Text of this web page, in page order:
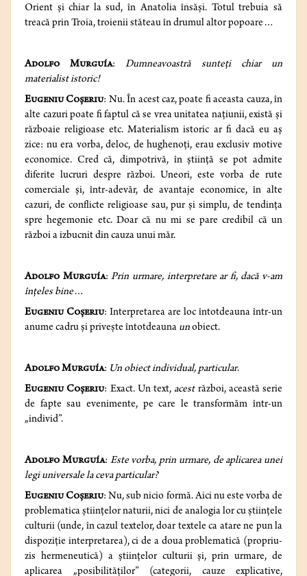
Orient şi chiar la sud, în Anatolia însăşi. Totul trebuia să
treacă prin Troia, troienii stăteau în drumul altor popoare…
Adolfo Murguía:Dumneavoastră sunteţi chiar un
materialist istoric!
Eugeniu Coșeriu: Nu. În acest caz, poate fi aceasta cauza, în
alte cazuri poate fi faptul că se vrea unitatea naţiunii, există şi
războaie religioase etc. Materialism istoric ar fi dacă eu aş
zice: nu era vorba, deloc, de hughenoţi, erau exclusiv motive
economice. Cred că, dimpotrivă, în ştiinţă se pot admite
diferite lucruri despre război. Uneori, este vorba de rute
comerciale şi, într-adevăr, de avantaje economice, în alte
cazuri, de conflicte religioase sau, pur şi simplu, de tendinţa
spre hegemonie etc. Doar că nu mi se pare credibil că un
război a izbucnit din cauza unui măr.
Adolfo Murguía:Prin urmare, interpretare ar fi, dacă v-am
înţeles bine…
Eugeniu Coșeriu: Interpretarea are loc întotdeauna într-un
anume cadru şi priveşte întotdeauna unobiect.
Adolfo Murguía: Un obiect individual, particular.
Eugeniu Coșeriu: Exact. Un text, acestrăzboi, această serie
de fapte sau evenimente, pe care le transformăm într-un
„individ”.
Adolfo Murguía: Este vorba, prin urmare, de aplicarea unei
legi universale la ceva particular?
Eugeniu Coșeriu: Nu, sub nicio formă. Aici nu este vorba de
problematica ştiinţelor naturii, nici de analogia lor cu ştiinţele
culturii (unde, în cazul textelor, doar textele ca atare ne pun la
dispoziţie interpretarea), ci de a doua problematică (propriu-
zis hermeneutică) a ştiinţelor culturii şi, prin urmare, de
aplicarea „posibilităţilor” (categorii, cauze explicative,